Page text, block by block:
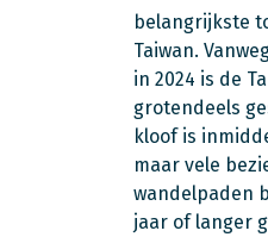
belangrijkste
Taiwan.
in 2024 is de
grotendeels
kloof is
maar vele
wandelpaden
jaar of langer